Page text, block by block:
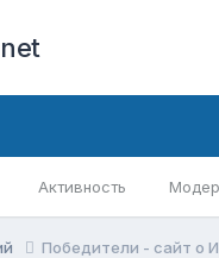
Активность
Победители - сайт о